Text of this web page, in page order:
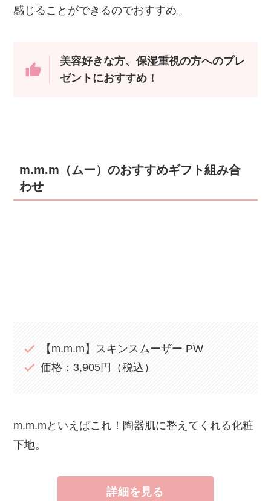
感じることができるのでおすすめ。
美容好きな方、保湿重視の方へのプレ
ゼントにおすすめ！
m.m.m（ムー）のおすすめギフト組み合
わせ
【m.m.m】スキンスムーザー PW
価格：3,905円（税込）
m.m.mといえばこれ！陶器肌に整えてくれる化粧
下地。
詳細を見る